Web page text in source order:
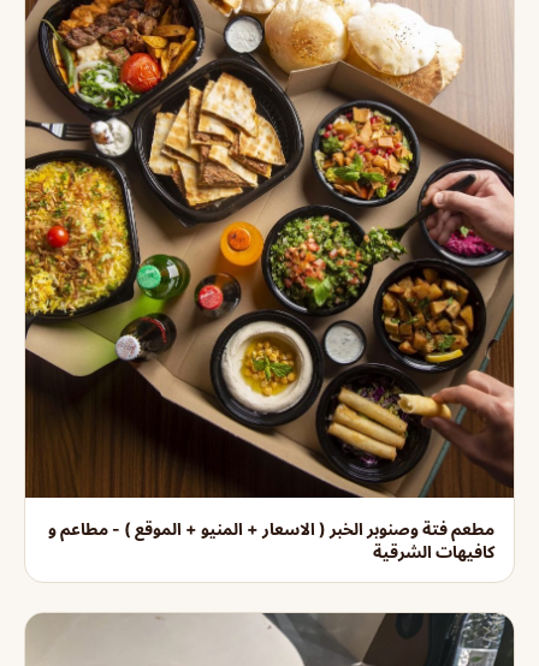
مطعم فتة وصنوبر الخبر ( الاسعار + المنيو + الموقع ) - مطاعم و
كافيهات الشرقية